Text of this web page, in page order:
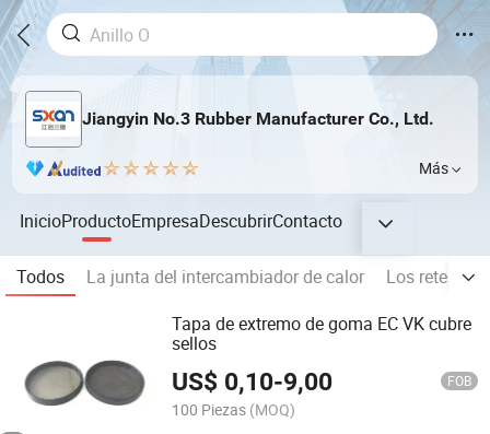
Jiangyin No.3 Rubber Manufacturer Co., Ltd.
Más
InicioProductoEmpresaDescubrirContacto
Todos La junta del intercambiador de calor
Los retenes
Tapa de extremo de goma EC VK cubre
sellos
US$ 0,10-9,00 FOB
100 Piezas (MOQ)